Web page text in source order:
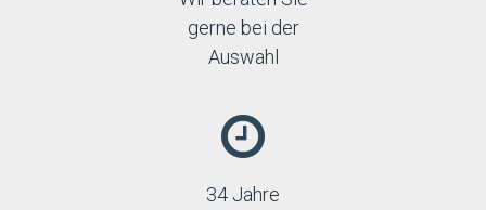
gerne bei der
Auswahl
34 Jahre